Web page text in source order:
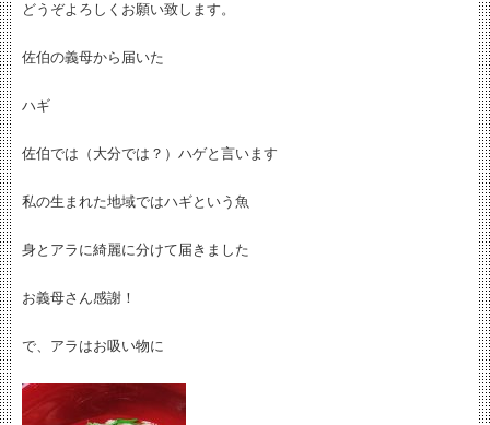
どうぞよろしくお願い致します。
佐伯の義母から届いた
ハギ
佐伯では（大分では？）ハゲと言います
私の生まれた地域ではハギという魚
身とアラに綺麗に分けて届きました
お義母さん感謝！
で、アラはお吸い物に